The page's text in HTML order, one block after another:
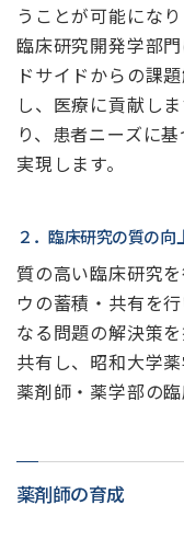
うことが可能になり
臨床研究開発学部
ドサイドからの課
し、医療に貢献し
り、患者ニーズに
実現します。
２．臨床研究の質の向
質の高い臨床研究
ウの蓄積・共有を
なる問題の解決策
共有し、昭和大学
薬剤師・薬学部の
薬剤師の育成